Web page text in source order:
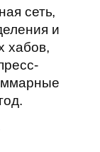
сеть,
и
хабов,